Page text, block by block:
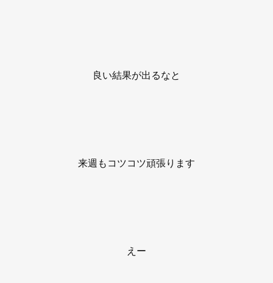
良い結果が出るなと
来週もコツコツ頑張ります
えー